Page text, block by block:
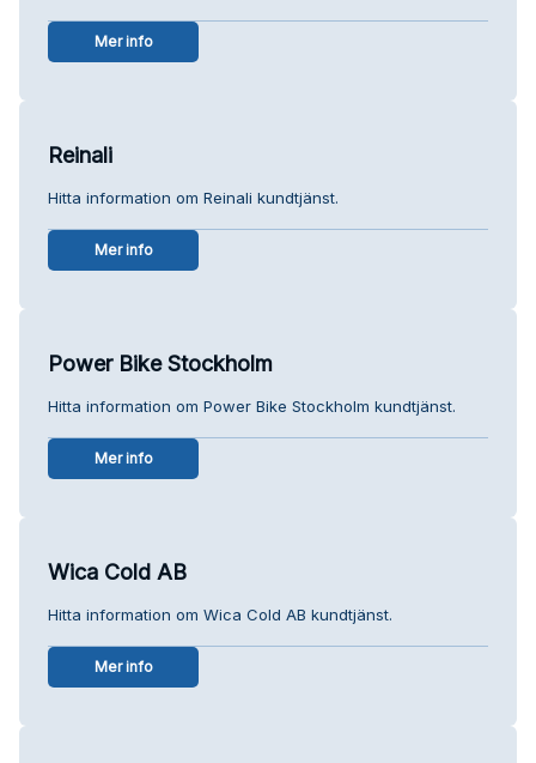
Mer info
Reinali
Hitta information om Reinali kundtjänst.
Mer info
Power Bike Stockholm
Hitta information om Power Bike Stockholm kundtjänst.
Mer info
Wica Cold AB
Hitta information om Wica Cold AB kundtjänst.
Mer info